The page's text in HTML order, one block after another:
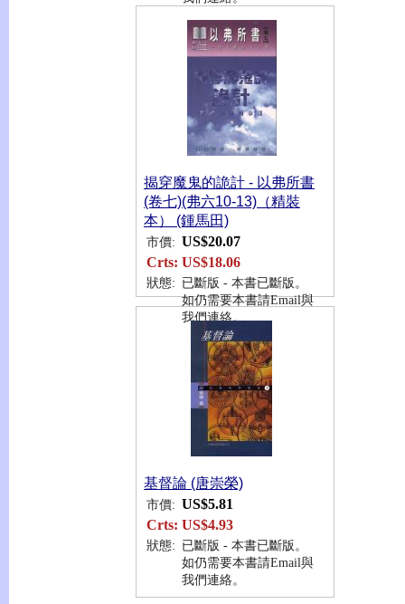
揭穿魔鬼的詭計 - 以弗所書
(卷七)(弗六10-13)（精裝
本） (鍾馬田)
市價: US$20.07
Crts: US$18.06
狀態: 已斷版 - 本書已斷版。
如仍需要本書請Email與
我們連絡。
基督論 (唐崇榮)
市價: US$5.81
Crts: US$4.93
狀態: 已斷版 - 本書已斷版。
如仍需要本書請Email與
我們連絡。